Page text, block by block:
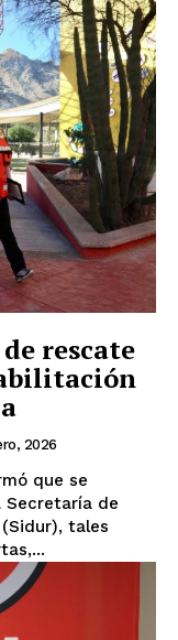
rescate
2026
que se
Secretaría de
tales